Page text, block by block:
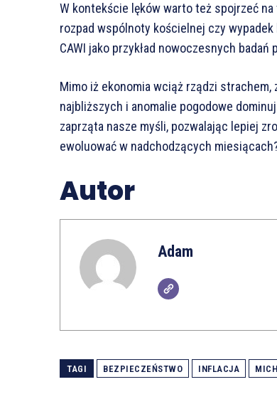
W kontekście lęków warto też spojrzeć
rozpad wspólnoty kościelnej czy
CAWI jako przykład nowoczesnych
Mimo iż ekonomia wciąż rządzi strachem,
najbliższych i anomalie pogodowe
zaprząta nasze myśli, pozwalając lepiej
ewoluować w nadchodzących
Autor
Adam
TAGI BEZPIECZEŃSTWO INFLACJA